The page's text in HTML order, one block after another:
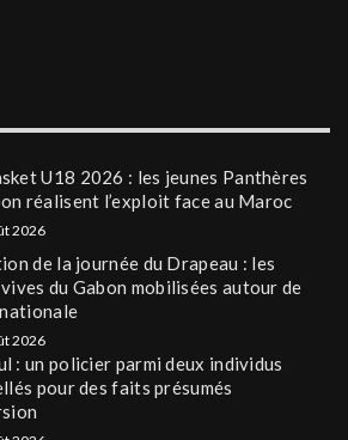
U18 2026 : les jeunes Panthères
réalisent l’exploit face au Maroc
2026
de la journée du Drapeau : les
du Gabon mobilisées autour de
2026
: un policier parmi deux individus
pour des faits présumés